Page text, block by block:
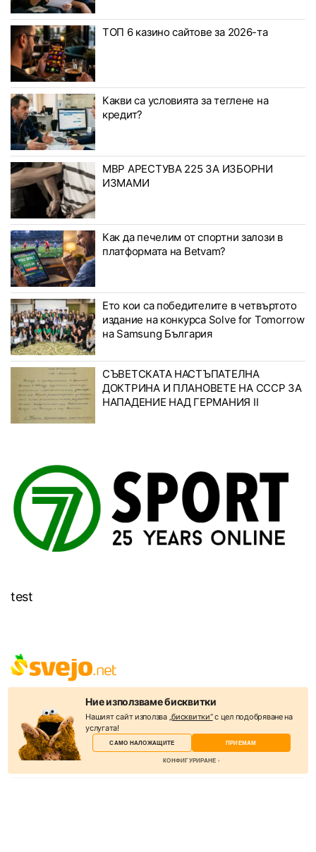
ТОП 6 казино сайтове за 2026-та
Какви са условията за теглене на
кредит?
МВР АРЕСТУВА 225 ЗА ИЗБОРНИ
ИЗМАМИ
Как да печелим от спортни залози в
платформата на Betvam?
Ето кои са победителите в четвъртото
издание на конкурса Solve for Tomorrow
на Samsung България
СЪВЕТСКАТА НАСТЪПАТЕЛНА
ДОКТРИНА И ПЛАНОВЕТЕ НА СССР ЗА
НАПАДЕНИЕ НАД ГЕРМАНИЯ II
test
Svejo е социална мрежа, където можете да откриете всичко –
новини, забавления, интересни и полезни снимки и видеа. Целта
на уебсайта е да бъде полезен и да обединява съдържанието на
десетки източници. В Svejo акцентът е информацията и нейният
подбор от потребителите.
Ние използваме бисквитки
Нашият сайт използва „бисквитки“с цел подобряване на
услугата!
САМО НАЛОЖАЩИТЕ ПРИЕМАМ
КОНФИГУРИРАНЕ